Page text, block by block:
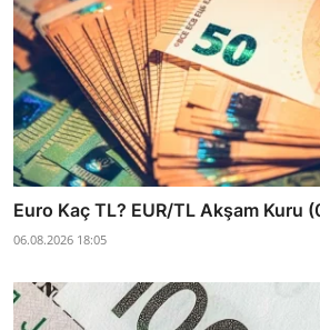
Euro Kaç TL? EUR/TL Akşam Kuru
06.08.2026 18:05